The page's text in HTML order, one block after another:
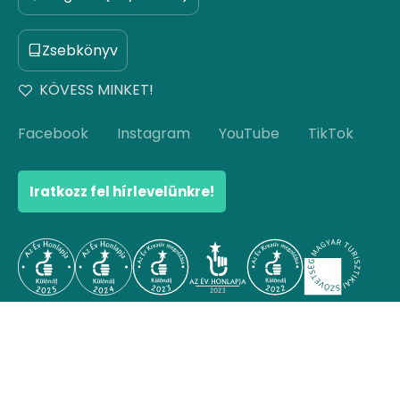
Zsebkönyv
KÖVESS MINKET!
Facebook Instagram YouTube TikTok
Iratkozz fel hírlevelünkre!